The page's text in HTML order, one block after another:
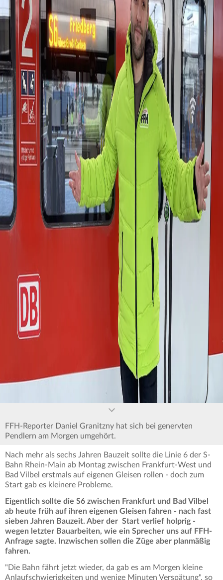
seconds
seconds
FFH-Reporter Daniel Granitzny hat sich bei genervten
Pendlern am Morgen umgehört.
Nach mehr als sechs Jahren Bauzeit sollte die Linie 6 der S-
Bahn Rhein-Main ab Montag zwischen Frankfurt-West und
Bad Vilbel erstmals auf eigenen Gleisen rollen - doch zum
Start gab es kleinere Probleme.
Eigentlich sollte die S6 zwischen Frankfurt und Bad Vilbel
ab heute früh auf ihren eigenen Gleisen fahren - nach fast
sieben Jahren Bauzeit. Aber der Start verlief holprig -
wegen letzter Bauarbeiten, wie ein Sprecher uns auf FFH-
Anfrage sagte. Inzwischen sollen die Züge aber planmäßig
fahren.
"Die Bahn fährt jetzt wieder, da gab es am Morgen kleine
Anlaufschwierigkeiten und wenige Minuten Verspätung", so